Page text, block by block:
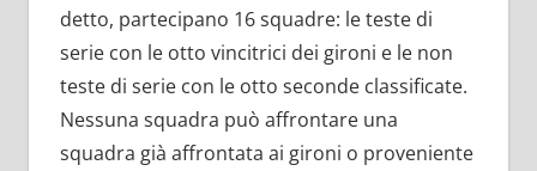
detto, partecipano 16 squadre: le teste di
serie con le otto vincitrici dei gironi e le non
teste di serie con le otto seconde classificate.
Nessuna squadra può affrontare una
squadra già affrontata ai gironi o proveniente